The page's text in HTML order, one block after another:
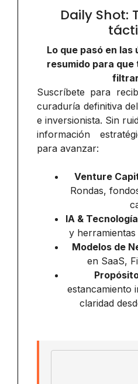
Daily Shot:
Lo que pasó en las
resumido para
Suscríbete para
curaduría definitiva
e inversionista. Sin
información
para avanzar:
Venture
Rondas,
IA &
y
Modelos de
en SaaS,
estancamiento
claridad